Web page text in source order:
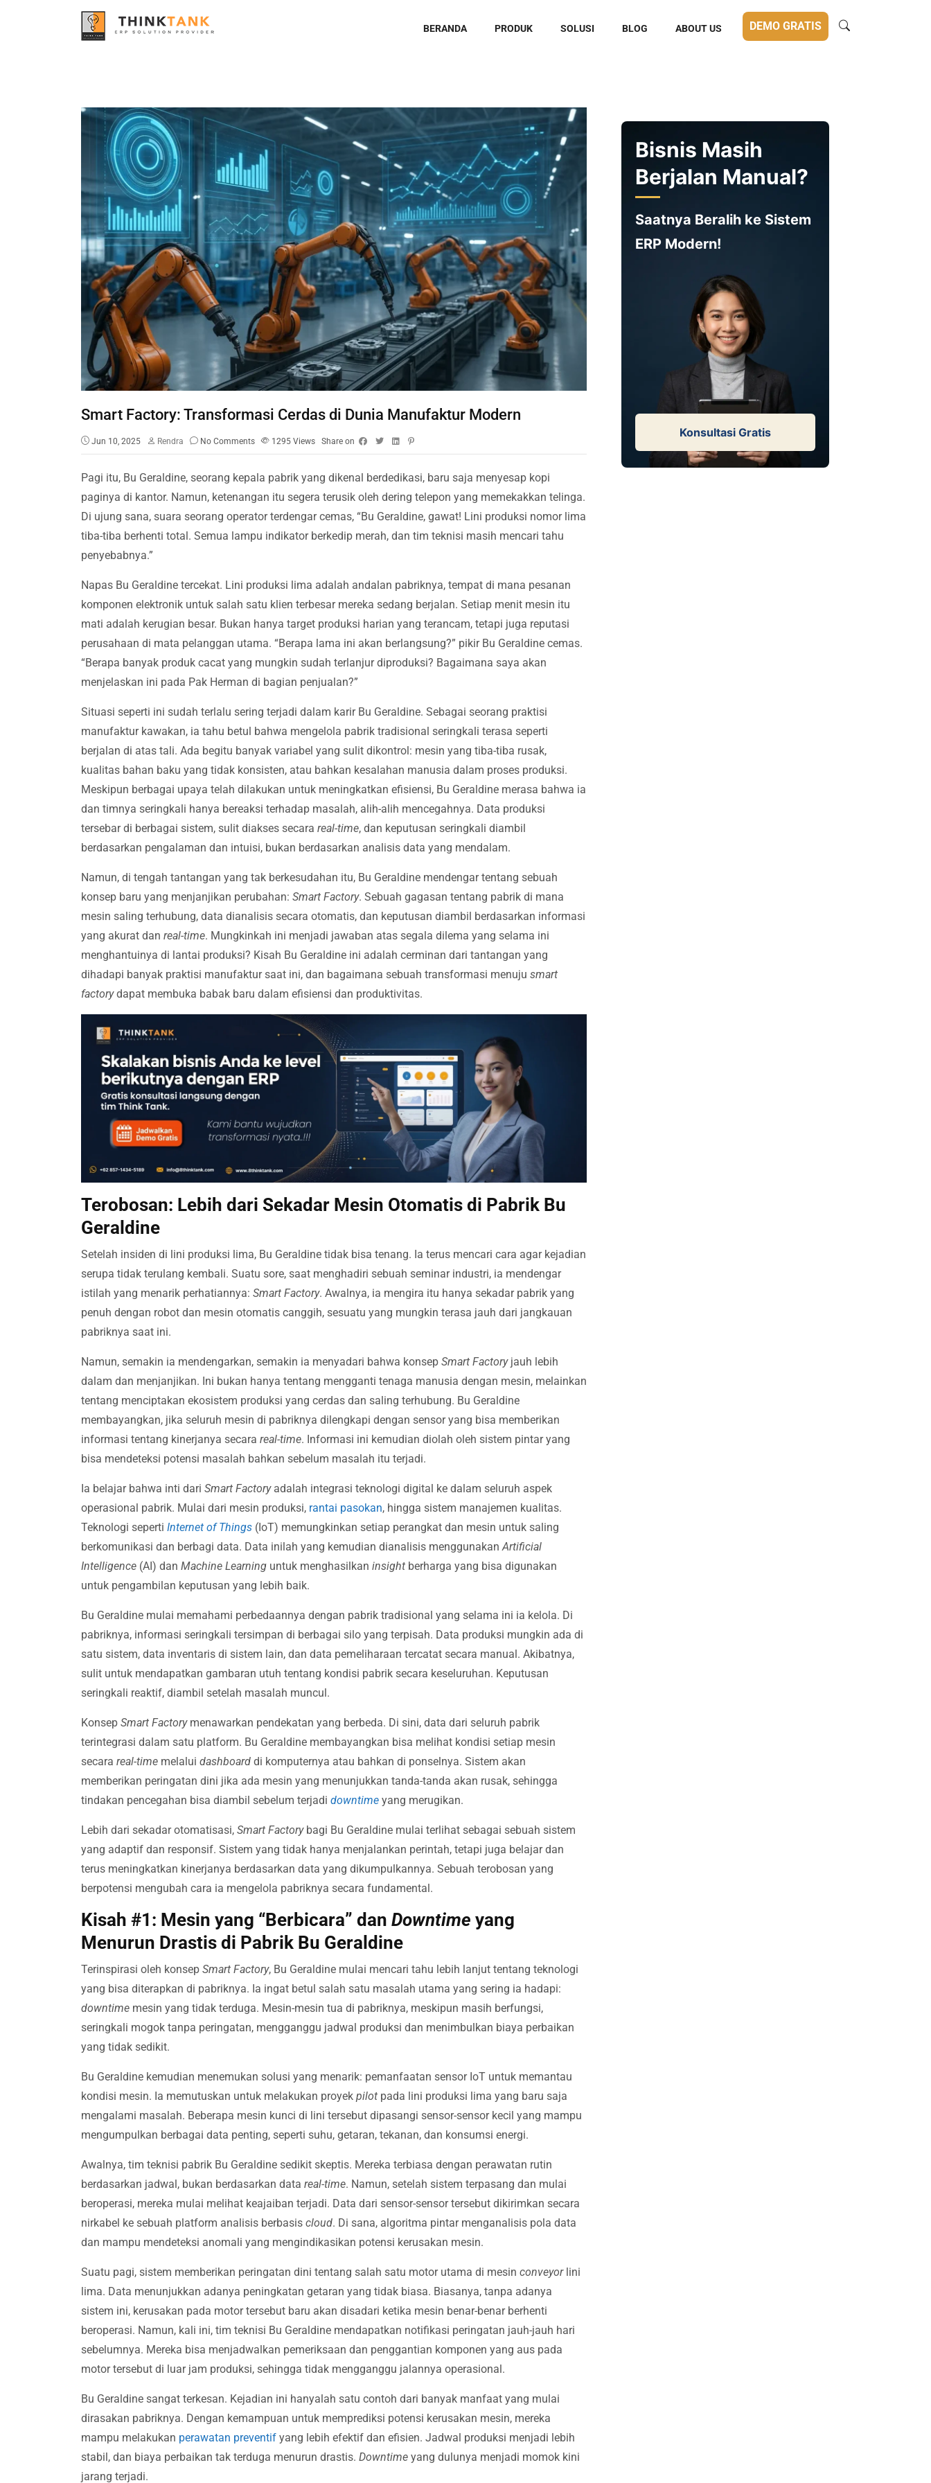
BERANDA PRODUK SOLUSI BLOG ABOUT US DEMO GRATIS
Smart Factory: Transformasi Cerdas di Dunia Manufaktur Modern
Jun 10, 2025 Rendra No Comments 1295 Views Share on
Pagi itu, Bu Geraldine, seorang kepala pabrik yang dikenal berdedikasi, baru saja menyesap kopi
paginya di kantor. Namun, ketenangan itu segera terusik oleh dering telepon yang memekakkan telinga.
Di ujung sana, suara seorang operator terdengar cemas, “Bu Geraldine, gawat! Lini produksi nomor lima
tiba-tiba berhenti total. Semua lampu indikator berkedip merah, dan tim teknisi masih mencari tahu
penyebabnya.”
Napas Bu Geraldine tercekat. Lini produksi lima adalah andalan pabriknya, tempat di mana pesanan
komponen elektronik untuk salah satu klien terbesar mereka sedang berjalan. Setiap menit mesin itu
mati adalah kerugian besar. Bukan hanya target produksi harian yang terancam, tetapi juga reputasi
perusahaan di mata pelanggan utama. “Berapa lama ini akan berlangsung?” pikir Bu Geraldine cemas.
“Berapa banyak produk cacat yang mungkin sudah terlanjur diproduksi? Bagaimana saya akan
menjelaskan ini pada Pak Herman di bagian penjualan?”
Situasi seperti ini sudah terlalu sering terjadi dalam karir Bu Geraldine. Sebagai seorang praktisi
manufaktur kawakan, ia tahu betul bahwa mengelola pabrik tradisional seringkali terasa seperti
berjalan di atas tali. Ada begitu banyak variabel yang sulit dikontrol: mesin yang tiba-tiba rusak,
kualitas bahan baku yang tidak konsisten, atau bahkan kesalahan manusia dalam proses produksi.
Meskipun berbagai upaya telah dilakukan untuk meningkatkan efisiensi, Bu Geraldine merasa bahwa ia
dan timnya seringkali hanya bereaksi terhadap masalah, alih-alih mencegahnya. Data produksi
tersebar di berbagai sistem, sulit diakses secara real-time, dan keputusan seringkali diambil
berdasarkan pengalaman dan intuisi, bukan berdasarkan analisis data yang mendalam.
Namun, di tengah tantangan yang tak berkesudahan itu, Bu Geraldine mendengar tentang sebuah
konsep baru yang menjanjikan perubahan: Smart Factory. Sebuah gagasan tentang pabrik di mana
mesin saling terhubung, data dianalisis secara otomatis, dan keputusan diambil berdasarkan informasi
yang akurat dan real-time. Mungkinkah ini menjadi jawaban atas segala dilema yang selama ini
menghantuinya di lantai produksi? Kisah Bu Geraldine ini adalah cerminan dari tantangan yang
dihadapi banyak praktisi manufaktur saat ini, dan bagaimana sebuah transformasi menuju smart
factorydapat membuka babak baru dalam efisiensi dan produktivitas.
Terobosan: Lebih dari Sekadar Mesin Otomatis di Pabrik Bu
Geraldine
Setelah insiden di lini produksi lima, Bu Geraldine tidak bisa tenang. Ia terus mencari cara agar kejadian
serupa tidak terulang kembali. Suatu sore, saat menghadiri sebuah seminar industri, ia mendengar
istilah yang menarik perhatiannya: Smart Factory. Awalnya, ia mengira itu hanya sekadar pabrik yang
penuh dengan robot dan mesin otomatis canggih, sesuatu yang mungkin terasa jauh dari jangkauan
pabriknya saat ini.
Namun, semakin ia mendengarkan, semakin ia menyadari bahwa konsep Smart Factoryjauh lebih
dalam dan menjanjikan. Ini bukan hanya tentang mengganti tenaga manusia dengan mesin, melainkan
tentang menciptakan ekosistem produksi yang cerdas dan saling terhubung. Bu Geraldine
membayangkan, jika seluruh mesin di pabriknya dilengkapi dengan sensor yang bisa memberikan
informasi tentang kinerjanya secara real-time. Informasi ini kemudian diolah oleh sistem pintar yang
bisa mendeteksi potensi masalah bahkan sebelum masalah itu terjadi.
Ia belajar bahwa inti dari Smart Factoryadalah integrasi teknologi digital ke dalam seluruh aspek
operasional pabrik. Mulai dari mesin produksi, rantai pasokan, hingga sistem manajemen kualitas.
Teknologi seperti Internet of Things (IoT) memungkinkan setiap perangkat dan mesin untuk saling
berkomunikasi dan berbagi data. Data inilah yang kemudian dianalisis menggunakanArtificial
Intelligence (AI) dan Machine Learning untuk menghasilkan insight berharga yang bisa digunakan
untuk pengambilan keputusan yang lebih baik.
Bu Geraldine mulai memahami perbedaannya dengan pabrik tradisional yang selama ini ia kelola. Di
pabriknya, informasi seringkali tersimpan di berbagai silo yang terpisah. Data produksi mungkin ada di
satu sistem, data inventaris di sistem lain, dan data pemeliharaan tercatat secara manual. Akibatnya,
sulit untuk mendapatkan gambaran utuh tentang kondisi pabrik secara keseluruhan. Keputusan
seringkali reaktif, diambil setelah masalah muncul.
Konsep Smart Factorymenawarkan pendekatan yang berbeda. Di sini, data dari seluruh pabrik
terintegrasi dalam satu platform. Bu Geraldine membayangkan bisa melihat kondisi setiap mesin
secara real-time melalui dashboard di komputernya atau bahkan di ponselnya. Sistem akan
memberikan peringatan dini jika ada mesin yang menunjukkan tanda-tanda akan rusak, sehingga
tindakan pencegahan bisa diambil sebelum terjadi downtime yang merugikan.
Lebih dari sekadar otomatisasi, Smart Factorybagi Bu Geraldine mulai terlihat sebagai sebuah sistem
yang adaptif dan responsif. Sistem yang tidak hanya menjalankan perintah, tetapi juga belajar dan
terus meningkatkan kinerjanya berdasarkan data yang dikumpulkannya. Sebuah terobosan yang
berpotensi mengubah cara ia mengelola pabriknya secara fundamental.
Kisah #1: Mesin yang “Berbicara” dan Downtime yang
Menurun Drastis di Pabrik Bu Geraldine
Terinspirasi oleh konsep Smart Factory, Bu Geraldine mulai mencari tahu lebih lanjut tentang teknologi
yang bisa diterapkan di pabriknya. Ia ingat betul salah satu masalah utama yang sering ia hadapi:
downtime mesin yang tidak terduga. Mesin-mesin tua di pabriknya, meskipun masih berfungsi,
seringkali mogok tanpa peringatan, mengganggu jadwal produksi dan menimbulkan biaya perbaikan
yang tidak sedikit.
Bu Geraldine kemudian menemukan solusi yang menarik: pemanfaatan sensor IoT untuk memantau
kondisi mesin. Ia memutuskan untuk melakukan proyek pilot pada lini produksi lima yang baru saja
mengalami masalah. Beberapa mesin kunci di lini tersebut dipasangi sensor-sensor kecil yang mampu
mengumpulkan berbagai data penting, seperti suhu, getaran, tekanan, dan konsumsi energi.
Awalnya, tim teknisi pabrik Bu Geraldine sedikit skeptis. Mereka terbiasa dengan perawatan rutin
berdasarkan jadwal, bukan berdasarkan data real-time. Namun, setelah sistem terpasang dan mulai
beroperasi, mereka mulai melihat keajaiban terjadi. Data dari sensor-sensor tersebut dikirimkan secara
nirkabel ke sebuah platform analisis berbasis cloud. Di sana, algoritma pintar menganalisis pola data
dan mampu mendeteksi anomali yang mengindikasikan potensi kerusakan mesin.
Suatu pagi, sistem memberikan peringatan dini tentang salah satu motor utama di mesin conveyorlini
lima. Data menunjukkan adanya peningkatan getaran yang tidak biasa. Biasanya, tanpa adanya
sistem ini, kerusakan pada motor tersebut baru akan disadari ketika mesin benar-benar berhenti
beroperasi. Namun, kali ini, tim teknisi Bu Geraldine mendapatkan notifikasi peringatan jauh-jauh hari
sebelumnya. Mereka bisa menjadwalkan pemeriksaan dan penggantian komponen yang aus pada
motor tersebut di luar jam produksi, sehingga tidak mengganggu jalannya operasional.
Bu Geraldine sangat terkesan. Kejadian ini hanyalah satu contoh dari banyak manfaat yang mulai
dirasakan pabriknya. Dengan kemampuan untuk memprediksi potensi kerusakan mesin, mereka
mampu melakukan perawatan preventif yang lebih efektif dan efisien. Jadwal produksi menjadi lebih
stabil, dan biaya perbaikan tak terduga menurun drastis. Downtime yang dulunya menjadi momok kini
jarang terjadi.
Bisnis Masih
Berjalan Manual?
Saatnya Beralih ke Sistem
ERP Modern!
Konsultasi Gratis